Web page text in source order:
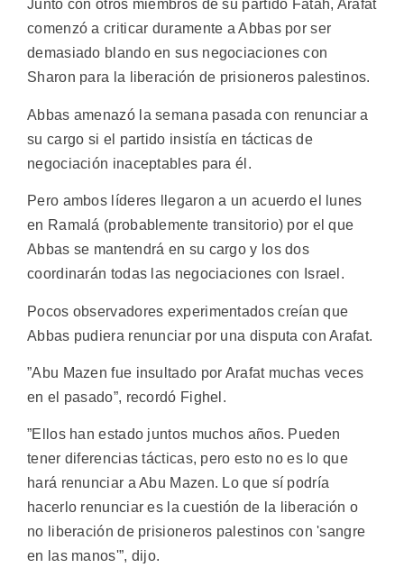
Junto con otros miembros de su partido Fatah, Arafat
comenzó a criticar duramente a Abbas por ser
demasiado blando en sus negociaciones con
Sharon para la liberación de prisioneros palestinos.
Abbas amenazó la semana pasada con renunciar a
su cargo si el partido insistía en tácticas de
negociación inaceptables para él.
Pero ambos líderes llegaron a un acuerdo el lunes
en Ramalá (probablemente transitorio) por el que
Abbas se mantendrá en su cargo y los dos
coordinarán todas las negociaciones con Israel.
Pocos observadores experimentados creían que
Abbas pudiera renunciar por una disputa con Arafat.
”Abu Mazen fue insultado por Arafat muchas veces
en el pasado”, recordó Fighel.
”Ellos han estado juntos muchos años. Pueden
tener diferencias tácticas, pero esto no es lo que
hará renunciar a Abu Mazen. Lo que sí podría
hacerlo renunciar es la cuestión de la liberación o
no liberación de prisioneros palestinos con 'sangre
en las manos'”, dijo.